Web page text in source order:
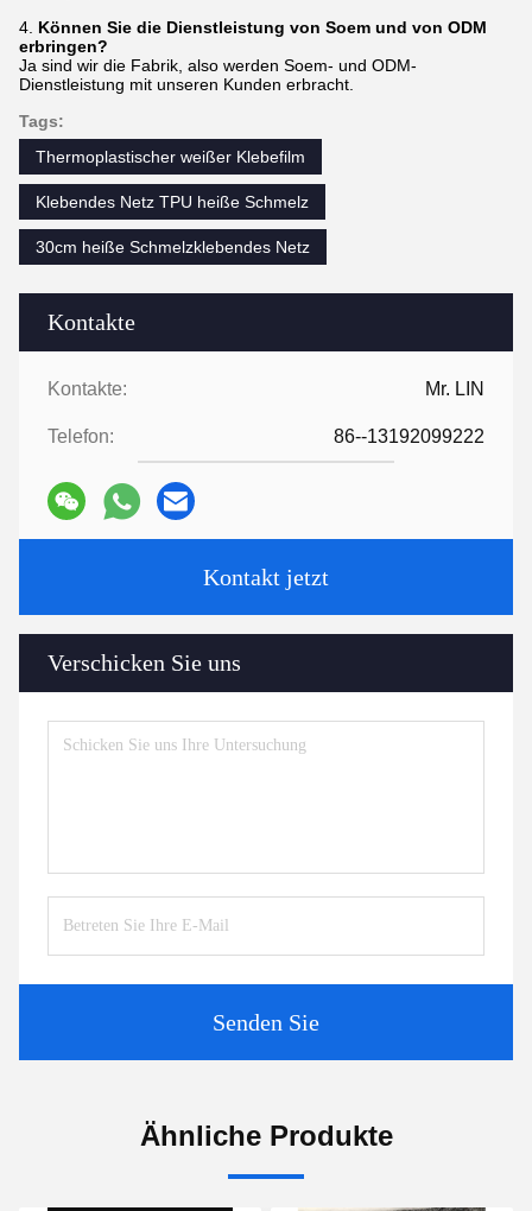
Kontakte
Kontakte: Mr. LIN
Telefon: 86--13192099222
Kontakt jetzt
Verschicken Sie uns
Senden Sie
4. Können Sie die Dienstleistung von Soem und von ODM
erbringen?
Ja sind wir die Fabrik, also werden Soem- und ODM-
Dienstleistung mit unseren Kunden erbracht.
Tags:
Thermoplastischer weißer Klebefilm
Klebendes Netz TPU heiße Schmelz
30cm heiße Schmelzklebendes Netz
Ähnliche Produkte